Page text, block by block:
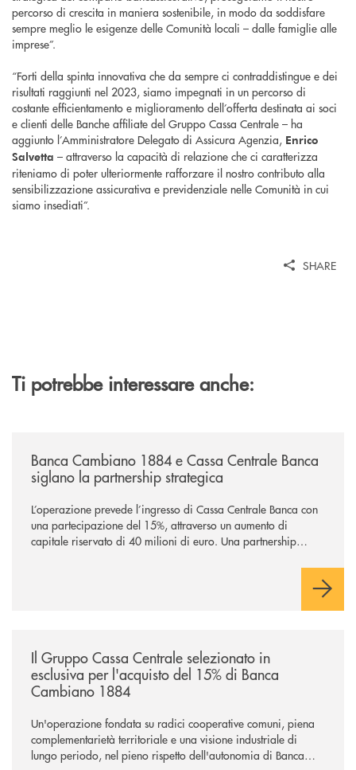
percorso di crescita in maniera sostenibile, in modo da soddisfare
sempre meglio le esigenze delle Comunità locali – dalle famiglie alle
imprese”.
“Forti della spinta innovativa che da sempre ci contraddistingue e dei
risultati raggiunti nel 2023, siamo impegnati in un percorso di
costante efficientamento e miglioramento dell’offerta destinata ai soci
e clienti delle Banche affiliate del Gruppo Cassa Centrale – ha
aggiunto l’Amministratore Delegato di Assicura Agenzia, Enrico
Salvetta – attraverso la capacità di relazione che ci caratterizza
riteniamo di poter ulteriormente rafforzare il nostro contributo alla
sensibilizzazione assicurativa e previdenziale nelle Comunità in cui
siamo insediati”.
SHARE
Ti potrebbe interessare anche:
Banca Cambiano 1884 e Cassa Centrale Banca
siglano la partnership strategica
L’operazione prevede l’ingresso di Cassa Centrale Banca con
una partecipazione del 15%, attraverso un aumento di
capitale riservato di 40 milioni di euro. Una partnership
comuni e sulla prossimità ai territori, per ampliare l’offerta e
Il Gruppo Cassa Centrale selezionato in
esclusiva per l'acquisto del 15% di Banca
Cambiano 1884
Un'operazione fondata su radici cooperative comuni, piena
complementarietà territoriale e una visione industriale di
lungo periodo, nel pieno rispetto dell'autonomia di Banca